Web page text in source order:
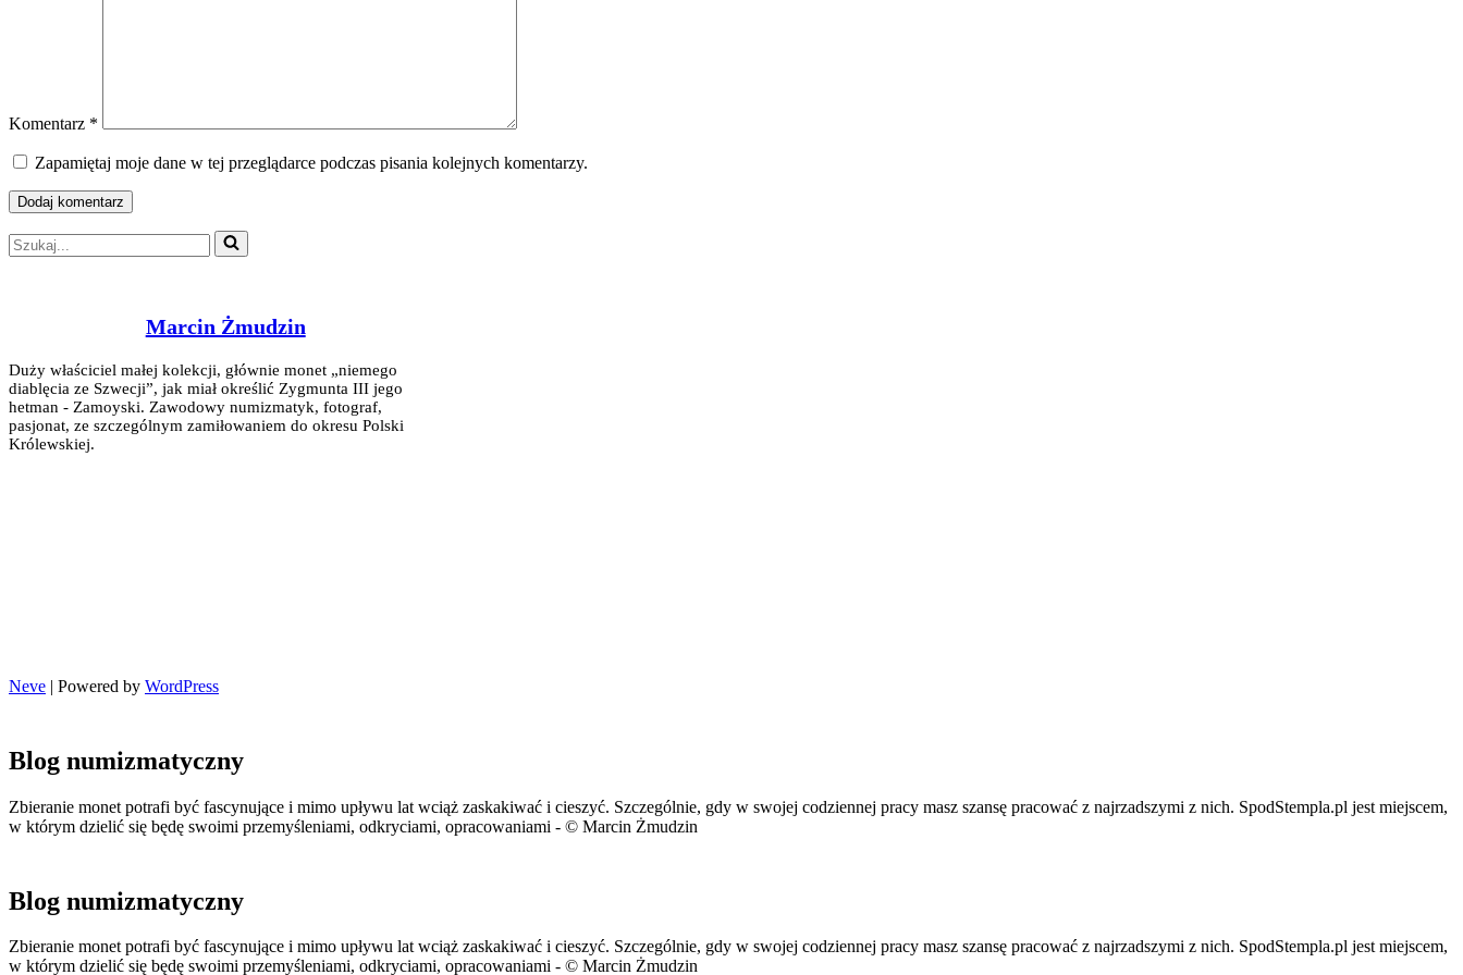
Komentarz *
Zapamiętaj moje dane w tej przeglądarce podczas pisania kolejnych komentarzy.
Szukaj...
Marcin Żmudzin
Duży właściciel małej kolekcji, głównie monet „niemego
diablęcia ze Szwecji”, jak miał określić Zygmunta III jego
hetman - Zamoyski. Zawodowy numizmatyk, fotograf,
pasjonat, ze szczególnym zamiłowaniem do okresu Polski
Królewskiej.
Neve | Powered by WordPress
Blog numizmatyczny
Zbieranie monet potrafi być fascynujące i mimo upływu lat wciąż zaskakiwać i cieszyć. Szczególnie, gdy w swojej codziennej pracy masz szansę pracować z najrzadszymi z nich. SpodStempla.pl jest miejscem,
w którym dzielić się będę swoimi przemyśleniami, odkryciami, opracowaniami - © Marcin Żmudzin
Blog numizmatyczny
Zbieranie monet potrafi być fascynujące i mimo upływu lat wciąż zaskakiwać i cieszyć. Szczególnie, gdy w swojej codziennej pracy masz szansę pracować z najrzadszymi z nich. SpodStempla.pl jest miejscem,
w którym dzielić się będę swoimi przemyśleniami, odkryciami, opracowaniami - © Marcin Żmudzin